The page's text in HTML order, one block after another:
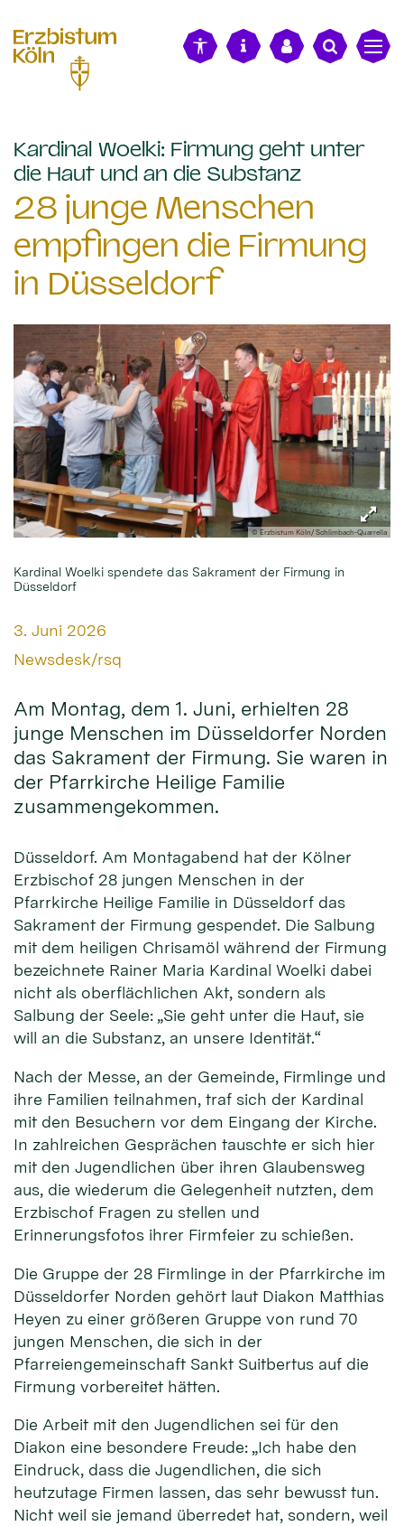
Kardinal Woelki: Firmung geht unter
die Haut und an die Substanz
28 junge Menschen
empfingen die Firmung
in Düsseldorf
© Erzbistum Köln/ Schlimbach-Quarrella
Kardinal Woelki spendete das Sakrament der Firmung in
Düsseldorf
Datum:
3. Juni 2026
Von:
Newsdesk/rsq
Am Montag, dem 1. Juni, erhielten 28
junge Menschen im Düsseldorfer Norden
das Sakrament der Firmung. Sie waren in
der Pfarrkirche Heilige Familie
zusammengekommen.
Düsseldorf. Am Montagabend hat der Kölner
Erzbischof 28 jungen Menschen in der
Pfarrkirche Heilige Familie in Düsseldorf das
Sakrament der Firmung gespendet. Die Salbung
mit dem heiligen Chrisamöl während der Firmung
bezeichnete Rainer Maria Kardinal Woelki dabei
nicht als oberflächlichen Akt, sondern als
Salbung der Seele: „Sie geht unter die Haut, sie
will an die Substanz, an unsere Identität.“
Nach der Messe, an der Gemeinde, Firmlinge und
ihre Familien teilnahmen, traf sich der Kardinal
mit den Besuchern vor dem Eingang der Kirche.
In zahlreichen Gesprächen tauschte er sich hier
mit den Jugendlichen über ihren Glaubensweg
aus, die wiederum die Gelegenheit nutzten, dem
Erzbischof Fragen zu stellen und
Erinnerungsfotos ihrer Firmfeier zu schießen.
Die Gruppe der 28 Firmlinge in der Pfarrkirche im
Düsseldorfer Norden gehört laut Diakon Matthias
Heyen zu einer größeren Gruppe von rund 70
jungen Menschen, die sich in der
Pfarreiengemeinschaft Sankt Suitbertus auf die
Firmung vorbereitet hätten.
Die Arbeit mit den Jugendlichen sei für den
Diakon eine besondere Freude: „Ich habe den
Eindruck, dass die Jugendlichen, die sich
heutzutage Firmen lassen, das sehr bewusst tun.
Nicht weil sie jemand überredet hat, sondern, weil